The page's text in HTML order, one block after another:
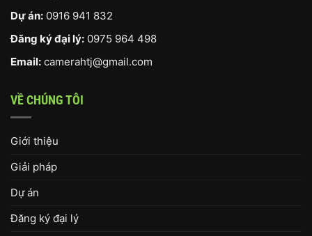
Dự án: 0916 941 832
Đăng ký đại lý: 0975 964 498
Email: camerahtj@gmail.com
VỀ CHÚNG TÔI
Giới thiệu
Giải pháp
Dự án
Đăng ký đại lý